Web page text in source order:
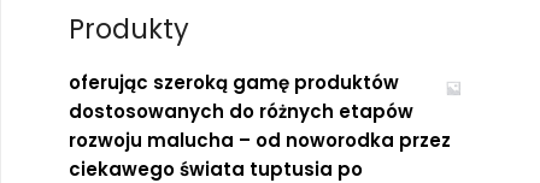
Produkty
oferując szeroką gamę produktów
dostosowanych do różnych etapów
rozwoju malucha – od noworodka przez
ciekawego świata tuptusia po